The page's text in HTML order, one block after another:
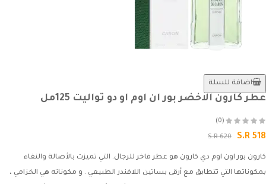
اضافة للسلة
عطر كارون الاخضر بور ان اوم او دو تواليت 125مل
(0)
S.R 518
S.R 620
كارون بور اون اوم دي كارون هو عطر فاخر للرجال. التي تميزت بالأصالة والنقاء
بمكوناتها التي تتطابق مع أرقى بساتين اللافندر الطبيعي . و مكوناته هي الخزامي ،